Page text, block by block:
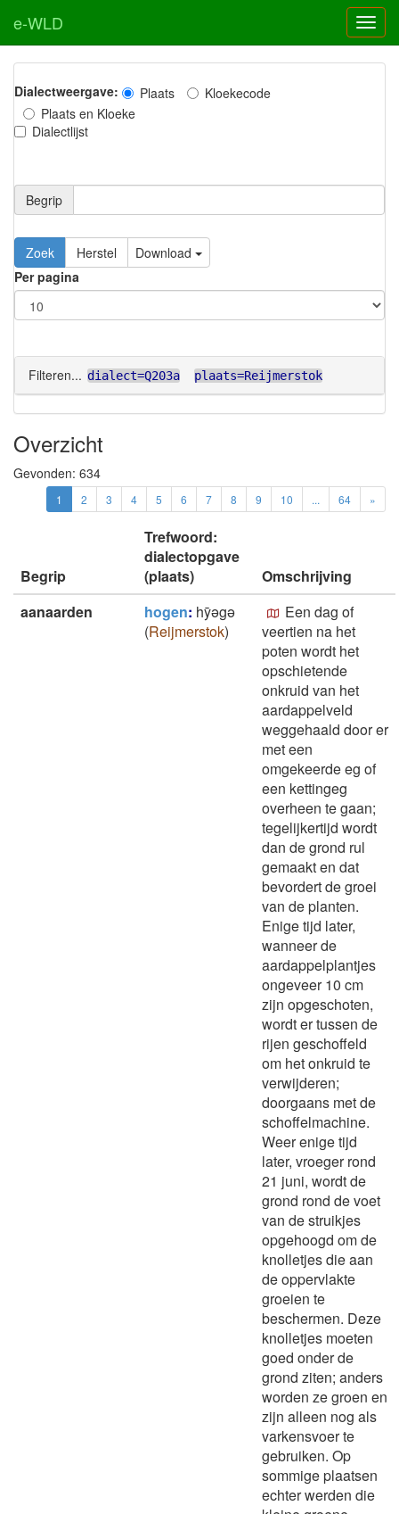
e-WLD
Dialectweergave: Plaats
Kloekecode
Plaats en Kloeke
Dialectlijst
Begrip
Zoek Herstel
Download
Per pagina
Filteren... dialect=Q203a plaats=Reijmerstok
Overzicht
Gevonden: 634
1 2 3 4 5 6 7 8 9 10 ... 64 »
Begrip
Trefwoord:
dialectopgave
(plaats)
Omschrijving
aanaarden
hogen: hȳǝgǝ
(Reijmerstok)
Een dag of
veertien na het
poten wordt het
opschietende
onkruid van het
aardappelveld
weggehaald door er
met een
omgekeerde eg of
een kettingeg
overheen te gaan;
tegelijkertijd wordt
dan de grond rul
gemaakt en dat
bevordert de groei
van de planten.
Enige tijd later,
wanneer de
aardappelplantjes
ongeveer 10 cm
zijn opgeschoten,
wordt er tussen de
rijen geschoffeld
om het onkruid te
verwijderen;
doorgaans met de
schoffelmachine.
Weer enige tijd
later, vroeger rond
21 juni, wordt de
grond rond de voet
van de struikjes
opgehoogd om de
knolletjes die aan
de oppervlakte
groeien te
beschermen. Deze
knolletjes moeten
goed onder de
grond ziten; anders
worden ze groen en
zijn alleen nog als
varkensvoer te
gebruiken. Op
sommige plaatsen
echter werden die